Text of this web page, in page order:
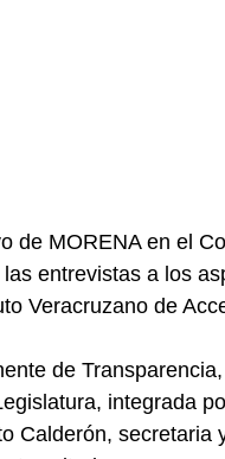
de MORENA en el
entrevistas a los
Veracruzano de
de
integrada
Calderón, secretaria